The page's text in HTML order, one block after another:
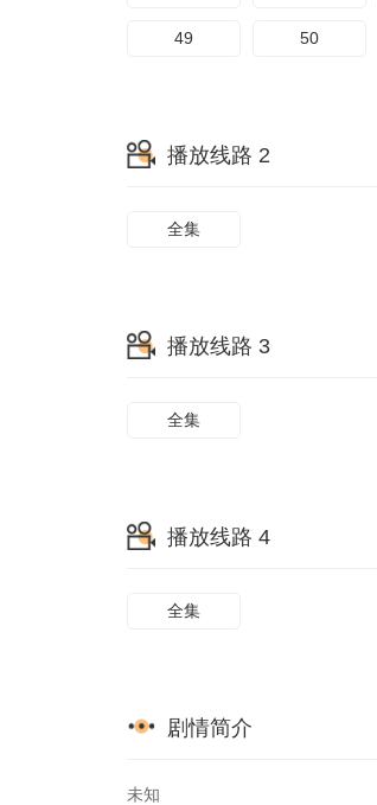
49 50
播放线路 2
全集
播放线路 3
全集
播放线路 4
全集
剧情简介
未知